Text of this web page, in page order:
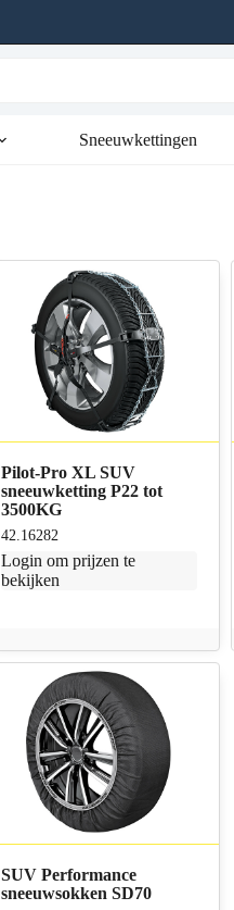
Sneeuwkettingen
Pilot-Pro XL SUV
sneeuwketting P22 tot
3500KG
42.16282
Login om prijzen te
bekijken
SUV Performance
sneeuwsokken SD70